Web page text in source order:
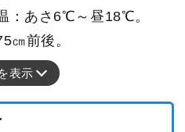
：あさ6℃～昼18℃。
㎝前後。
表示